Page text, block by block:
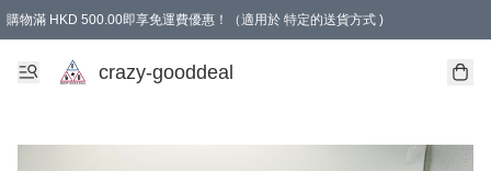
購物滿 HKD 500.00即享免運費優惠！（適用於 特定的送貨方式 )
成為會員可享免費禮品
crazy-gooddeal